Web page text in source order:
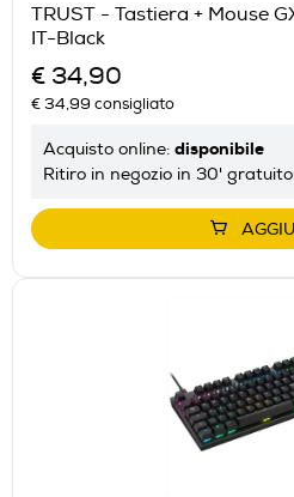
TRUST - Tastiera + Mouse
IT-Black
€ 34,90
€ 34,99 consigliato
Acquisto online: disponibile
Ritiro in negozio in 30'